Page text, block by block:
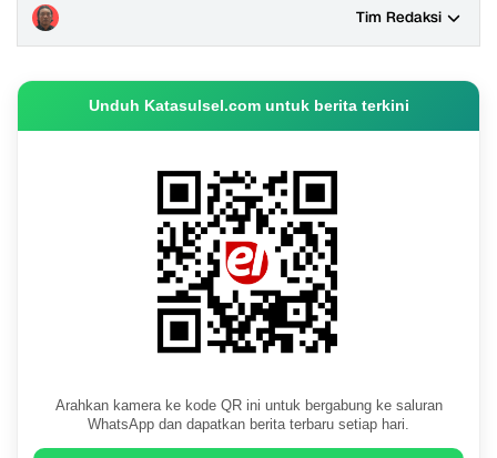
Tim Redaksi
Unduh Katasulsel.com untuk berita terkini
Arahkan kamera ke kode QR ini untuk bergabung ke saluran
WhatsApp dan dapatkan berita terbaru setiap hari.